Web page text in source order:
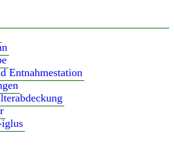
Entnahmestation